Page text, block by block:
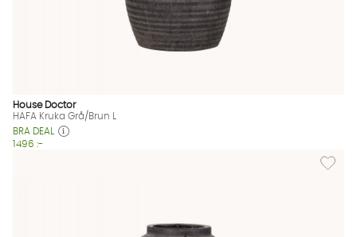
House Doctor
HAFA Kruka Grå/Brun L
BRA DEAL
1496 :-
Lägg